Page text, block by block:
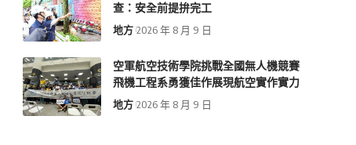
查：安全前提拚完工
地方 2026 年 8 月 9 日
空軍航空技術學院挑戰全國無人機競賽
飛機工程系勇獲佳作展現航空實作實力
地方 2026 年 8 月 9 日